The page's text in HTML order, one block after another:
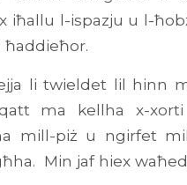
iħallu l-ispazju u l-
ħaddieħor.
li twieldet lil hinn
ma kellha x-xorti
mill-piż u ngirfet
Min jaf hiex